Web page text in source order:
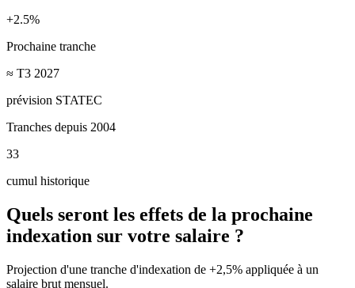
+2.5%
Prochaine tranche
≈ T3 2027
prévision STATEC
Tranches depuis 2004
33
cumul historique
Quels seront les effets de la prochaine
indexation sur votre salaire ?
Projection d'une tranche d'indexation de +2,5% appliquée à un
salaire brut mensuel.